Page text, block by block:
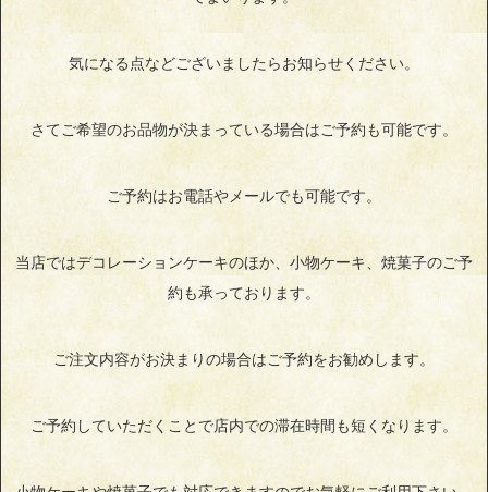
気になる点などございましたらお知らせください。
さてご希望のお品物が決まっている場合はご予約も可能です。
ご予約はお電話やメールでも可能です。
当店ではデコレーションケーキのほか、小物ケーキ、焼菓子のご予
約も承っております。
ご注文内容がお決まりの場合はご予約をお勧めします。
ご予約していただくことで店内での滞在時間も短くなります。